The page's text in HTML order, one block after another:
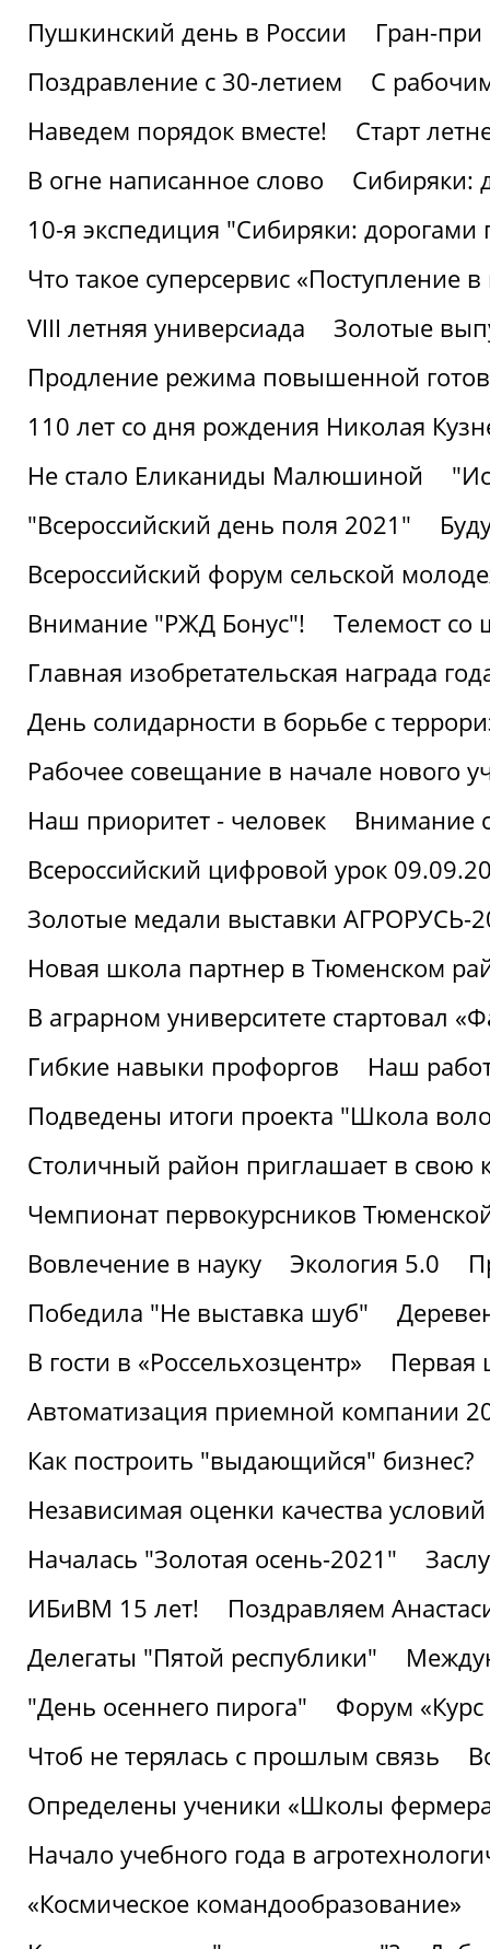
Пушкинский день в России
Гран-
Поздравление с 30-летием
С
Наведем порядок вместе!
Старт
В огне написанное слово
Сибиряки:
10-я экспедиция "Сибиряки: дорогами
Что такое суперсервис «Поступление
VIII летняя универсиада
Золотые
Продление режима повышенной
110 лет со дня рождения Николая
Не стало Еликаниды Малюшиной
"Всероссийский день поля 2021"
Всероссийский форум сельской
Внимание "РЖД Бонус"!
Телемост
Главная изобретательская награда
День солидарности в борьбе с
Рабочее совещание в начале нового
Наш приоритет - человек
Внимание
Всероссийский цифровой урок
Золотые медали выставки АГРОРУСЬ-
Новая школа партнер в Тюменском
В аграрном университете стартовал
Гибкие навыки профоргов
Наш
Подведены итоги проекта "Школа
Столичный район приглашает в свою
Чемпионат первокурсников
Вовлечение в науку
Экология 5.0
Победила "Не выставка шуб"
В гости в «Россельхозцентр»
Первая
Автоматизация приемной компании
Как построить "выдающийся" бизнес?
Независимая оценки качества
Началась "Золотая осень-2021"
ИБиВМ 15 лет!
Поздравляем
Делегаты "Пятой республики"
"День осеннего пирога"
Форум «Курс
Чтоб не терялась с прошлым связь
Определены ученики «Школы
Начало учебного года в
«Космическое командообразование»